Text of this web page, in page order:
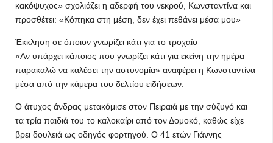
κακόψυχος» σχολιάζει η αδερφή του νεκρού, Κωνσταντίνα και
προσθέτει: «Κόπηκα στη μέση, δεν έχει πεθάνει μέσα μου»
Έκκληση σε όποιον γνωρίζει κάτι για το τροχαίο
«Αν υπάρχει κάποιος που γνωρίζει κάτι για εκείνη την ημέρα
παρακαλώ να καλέσει την αστυνομία» αναφέρει η Κωνσταντίνα
μέσα από την κάμερα του δελτίου ειδήσεων.
Ο άτυχος άνδρας μετακόμισε στον Πειραιά με την σύζυγό και
τα τρία παιδιά του το καλοκαίρι από τον Δομοκό, καθώς είχε
βρει δουλειά ως οδηγός φορτηγού. Ο 41 ετών Γιάννης